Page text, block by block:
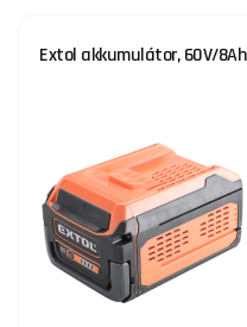
Extol akkumulátor, 60V/8Ah